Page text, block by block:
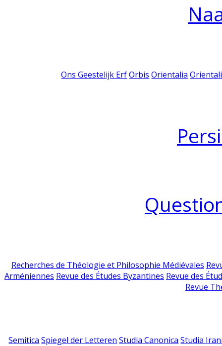
Ons Geestelijk Erf Orbis Orientalia
Recherches de Théologie et Philosophie Médiévales
Arméniennes Revue des Études Byzantines Revue des
Revue
Semitica Spiegel der Letteren Studia Canonica Studia